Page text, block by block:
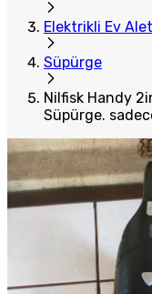
Elektrikli Ev
Süpürge
Nilfisk Handy
Süpürge.